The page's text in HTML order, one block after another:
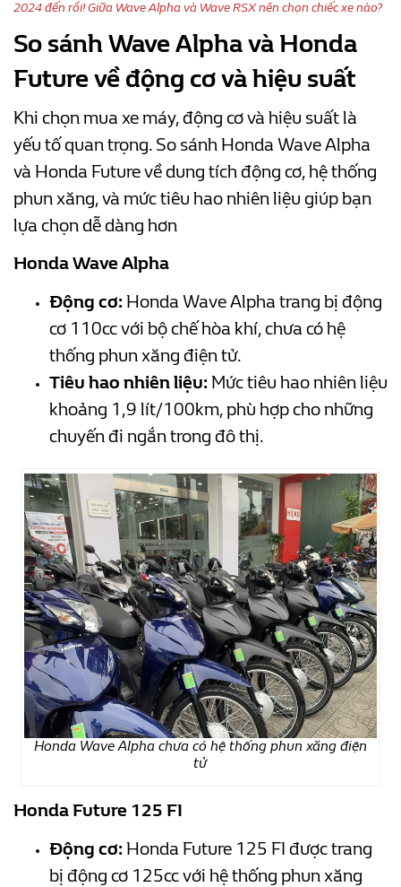
2024 đến rồi! Giữa Wave Alpha và Wave RSX nên chọn chiếc xe nào?
So sánh Wave Alpha và Honda
Future về động cơ và hiệu suất
Khi chọn mua xe máy, động cơ và hiệu suất là
yếu tố quan trọng. So sánh Honda Wave Alpha
và Honda Future về dung tích động cơ, hệ thống
phun xăng, và mức tiêu hao nhiên liệu giúp bạn
lựa chọn dễ dàng hơn
Honda Wave Alpha
Động cơ: Honda Wave Alpha trang bị động
cơ 110cc với bộ chế hòa khí, chưa có hệ
thống phun xăng điện tử.
Tiêu hao nhiên liệu: Mức tiêu hao nhiên liệu
khoảng 1,9 lít/100km, phù hợp cho những
chuyến đi ngắn trong đô thị.
Honda Wave Alpha chưa có hệ thống phun xăng điện
tử
Honda Future 125 FI
Động cơ: Honda Future 125 FI được trang
bị động cơ 125cc với hệ thống phun xăng